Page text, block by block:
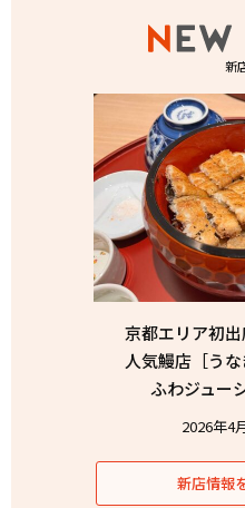
新
京都エリア初
人気鰻店［う
ふわジュー
2026年4
新店情報